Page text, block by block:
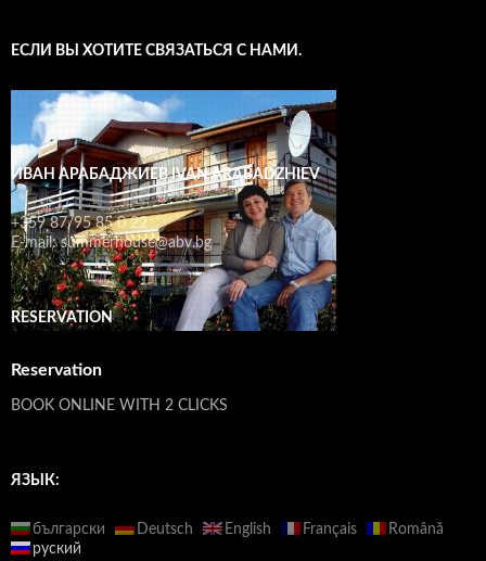
ЕСЛИ ВЫ ХОТИТЕ СВЯЗАТЬСЯ С НАМИ.
ИВАН АРАБАДЖИЕВ IVAN ARABADZHIEV
+359 87/95 85 0 22
E-mail: summerhouse@abv.bg
RESERVATION
Reservation
BOOK ONLINE WITH 2 CLICKS
ЯЗЫК:
български Deutsch English Français
Română
руский